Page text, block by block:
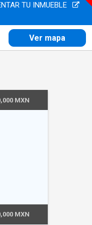
TU INMUEBLE
Ver mapa
MXN
MXN